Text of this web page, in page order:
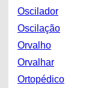
Oscilador
Oscilação
Orvalho
Orvalhar
Ortopédico